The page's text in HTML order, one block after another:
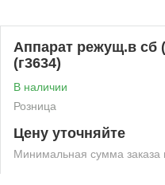
Аппарат режущ.в
(г3634)
В наличии
Розница
Цену уточняйте
Минимальная сумма